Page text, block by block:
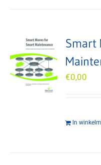
Smart
€0,00
In